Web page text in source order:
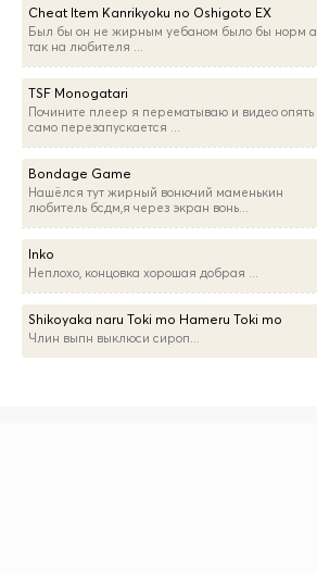
Cheat Item Kanrikyoku no Oshigoto EX
Был бы он не жирным уебаном было бы норм а
так на любителя ...
TSF Monogatari
Почините плеер я перематываю и видео опять
само перезапускается ...
Bondage Game
Нашёлся тут жирный вонючий маменькин
любитель бсдм,я через экран вонь...
Inko
Неплохо, концовка хорошая добрая ...
Shikoyaka naru Toki mo Hameru Toki mo
Члин выпн выклюси сироп...